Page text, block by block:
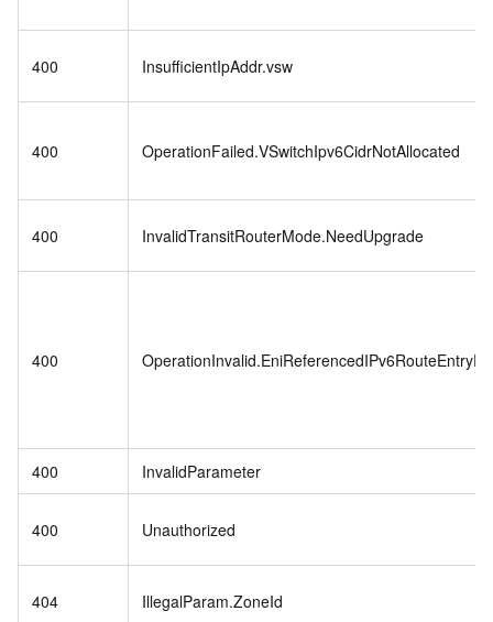
400 InsufficientIpAddr.vsw
400 OperationFailed.VSwitchIpv6CidrNotAllocated
400 InvalidTransitRouterMode.NeedUpgrade
400
400 InvalidParameter
400 Unauthorized
404 IllegalParam.ZoneId